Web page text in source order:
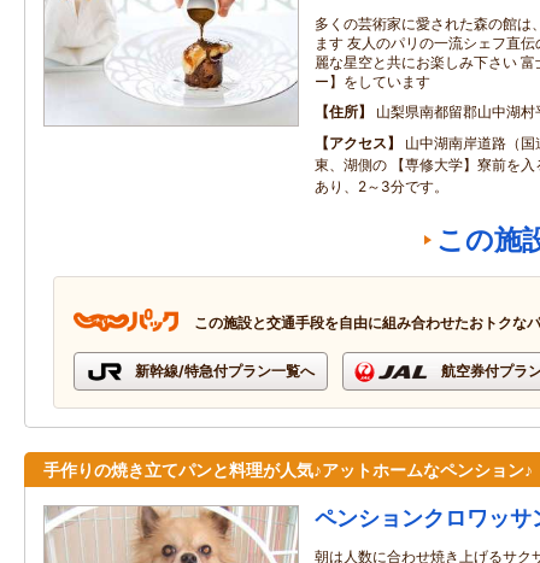
多くの芸術家に愛された森の館は
ます 友人のパリの一流シェフ直
麗な星空と共にお楽しみ下さい
ー】をしています
住所
山梨県南都留郡山中湖
アクセス
山中湖南岸道路（
東、湖側の 【専修大学】寮前を
あり、2～3分です。
この施
この施設と交通手段を自由に組み合わせたおトクな
新幹線/特急付プラン一覧へ 航空券付プラ
手作りの焼き立てパンと料理が人気♪アットホームなペンション♪
ペンションクロワッサ
朝は人数に合わせ焼き上げるサク